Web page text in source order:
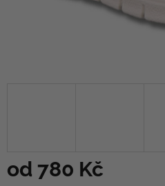
od 780 Kč